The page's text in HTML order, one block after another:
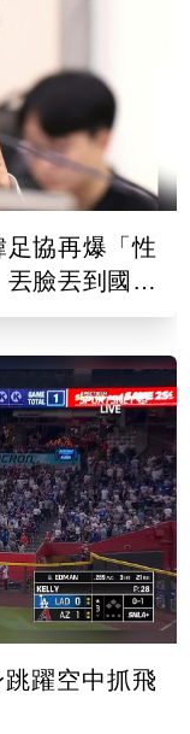
協再爆「性
臉丟到國外
躍空中抓飛